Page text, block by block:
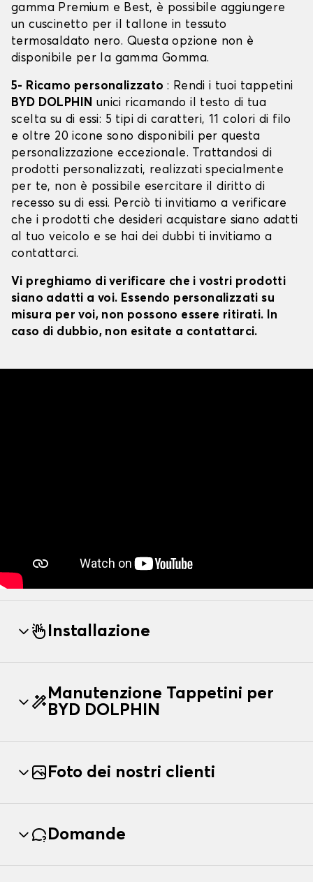
gamma Premium e Best, è possibile aggiungere
un cuscinetto per il tallone in tessuto
termosaldato nero. Questa opzione non è
disponibile per la gamma Gomma.
5- Ricamo personalizzato : Rendi i tuoi tappetini
BYD DOLPHIN unici ricamando il testo di tua
scelta su di essi: 5 tipi di caratteri, 11 colori di filo
e oltre 20 icone sono disponibili per questa
personalizzazione eccezionale. Trattandosi di
prodotti personalizzati, realizzati specialmente
per te, non è possibile esercitare il diritto di
recesso su di essi. Perciò ti invitiamo a verificare
che i prodotti che desideri acquistare siano adatti
al tuo veicolo e se hai dei dubbi ti invitiamo a
contattarci.
Vi preghiamo di verificare che i vostri prodotti
siano adatti a voi. Essendo personalizzati su
misura per voi, non possono essere ritirati. In
caso di dubbio, non esitate a contattarci.
Installazione
Manutenzione Tappetini per
BYD DOLPHIN
Foto dei nostri clienti
Domande